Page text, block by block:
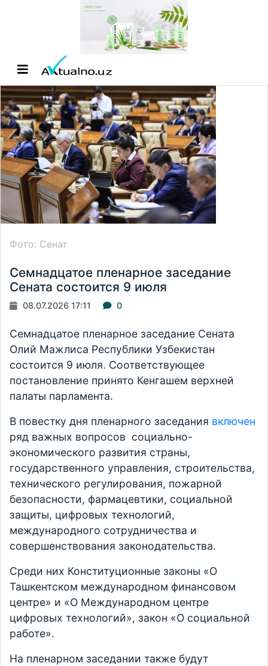
Фото: Сенат
Семнадцатое пленарное заседание
Сената состоится 9 июля
08.07.2026 17:11 0
Семнадцатое пленарное заседание Сената
Олий Мажлиса Республики Узбекистан
состоится 9 июля. Соответствующее
постановление принято Кенгашем верхней
палаты парламента.
В повестку дня пленарного заседания включен
ряд важных вопросов социально-
экономического развития страны,
государственного управления, строительства,
технического регулирования, пожарной
безопасности, фармацевтики, социальной
защиты, цифровых технологий,
международного сотрудничества и
совершенствования законодательства.
Среди них Конституционные законы «О
Ташкентском международном финансовом
центре» и «О Международном центре
цифровых технологий», закон «О социальной
работе».
На пленарном заседании также будут